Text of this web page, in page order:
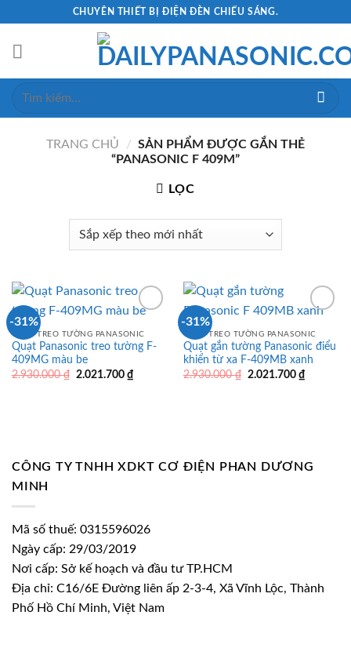
content
CHUYÊN THIẾT BỊ ĐIỆN ĐÈN CHIẾU SÁNG.
Tìm
TRANG CHỦ / SẢN PHẨM ĐƯỢC GẮN THẺ
“PANASONIC F 409M”
LỌC
-31%
QUẠT TREO TƯỜNG PANASONIC
Quạt Panasonic treo tường F-
409MG màu be
2.930.000₫ Giá
2.021.700 ₫Giá
hiện
-31%
QUẠT TREO TƯỜNG PANASONIC
Quạt gắn tường Panasonic điểu
khiển từ xa F-409MB xanh
2.930.000₫ Giá
2.021.700 ₫Giá
hiện
CÔNG TY TNHH XDKT CƠ ĐIỆN PHAN DƯƠNG
MINH
Mã số thuế: 0315596026
Ngày cấp: 29/03/2019
Nơi cấp: Sở kế hoạch và đầu tư TP.HCM
Địa chỉ: C16/6E Đường liên ấp 2-3-4, Xã Vĩnh Lộc, Thành
Phố Hồ Chí Minh, Việt Nam